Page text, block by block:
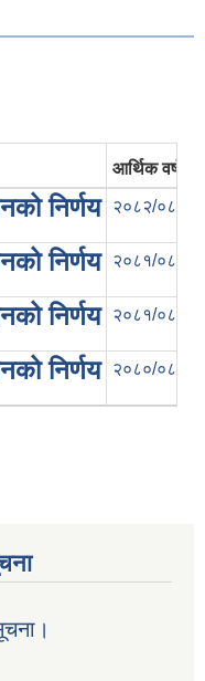
आर्थिक वर्ष
निर्णय २०८२/०८३
निर्णय २०८१/०८२
निर्णय २०८१/०८२
निर्णय २०८०/०८१